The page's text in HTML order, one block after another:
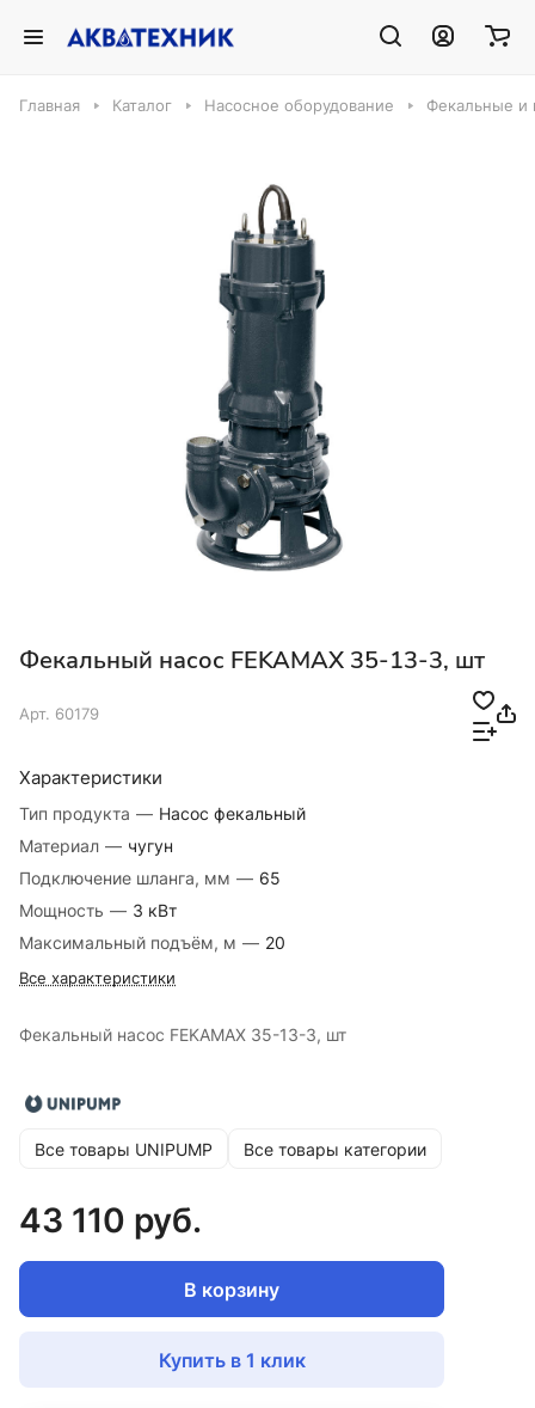
Главная Каталог Насосное оборудование Фекальные и
Фекальный насос FEKAMAX 35-13-3, шт
Арт. 60179
Характеристики
Тип продукта — Насос фекальный
Материал — чугун
Подключение шланга, мм — 65
Мощность — 3 кВт
Максимальный подъём, м — 20
Все характеристики
Фекальный насос FEKAMAX 35-13-3, шт
Все товары UNIPUMP Все товары категории
43 110 руб.
В корзину
Купить в 1 клик